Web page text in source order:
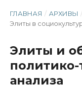
ГЛАВНАЯ / АРХИВЫ /
Элиты в
Элиты и
политико-
анализа